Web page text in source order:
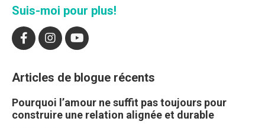
Suis-moi pour plus!
Articles de blogue récents
Pourquoi l’amour ne suffit pas toujours pour
construire une relation alignée et durable